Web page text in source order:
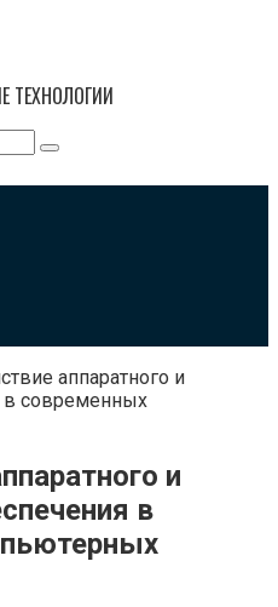
ТЕХНОЛОГИИ
аппаратного и
в современных
и
в